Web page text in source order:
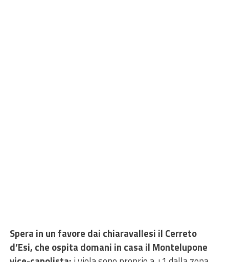
Spera in un favore dai chiaravallesi il Cerreto
d’Esi, che ospita domani in casa il Montelupone